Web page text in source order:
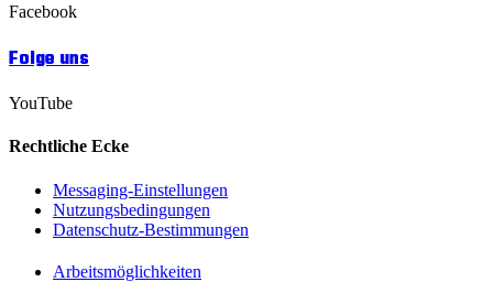
Facebook
Folge uns
YouTube
Rechtliche Ecke
Messaging-Einstellungen
Nutzungsbedingungen
Datenschutz-Bestimmungen
Arbeitsmöglichkeiten